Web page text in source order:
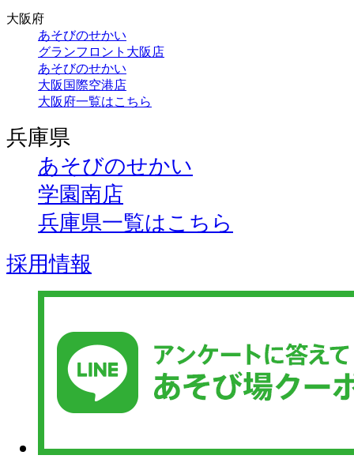
大阪府
あそびのせかい
グランフロント大阪店
あそびのせかい
大阪国際空港店
大阪府一覧はこちら
兵庫県
あそびのせかい
学園南店
兵庫県一覧はこちら
採用情報